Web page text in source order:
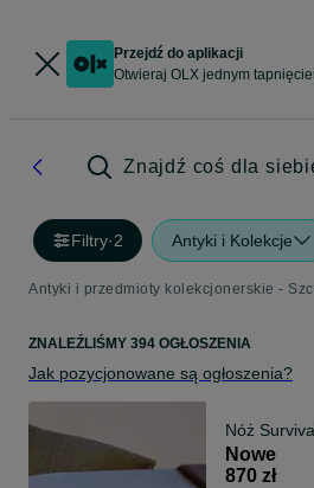
Przejdź do aplikacji
Otwieraj OLX jednym
Znajdź coś dla
Filtry·2 Antyki i Kolekcje
ZNALEŹLIŚMY 394 OGŁOSZENIA
Jak pozycjonowane są ogłoszenia?
Nóż
Nowe
870 zł